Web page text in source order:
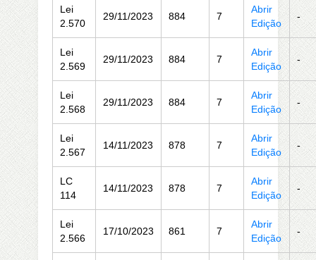
Lei
2.570
29/11/2023 884 7
Abrir
Edição
-
Lei
2.569
29/11/2023 884 7
Abrir
Edição
-
Lei
2.568
29/11/2023 884 7
Abrir
Edição
-
Lei
2.567
14/11/2023 878 7
Abrir
Edição
-
LC
114
14/11/2023 878 7
Abrir
Edição
-
Lei
2.566
17/10/2023 861 7
Abrir
Edição
-